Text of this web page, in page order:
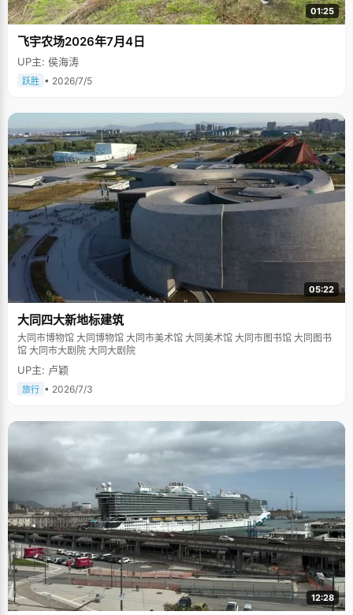
01:25
飞宇农场2026年7月4日
UP主: 侯海涛
跃胜 • 2026/7/5
05:22
大同四大新地标建筑
大同市博物馆 大同博物馆 大同市美术馆 大同美术馆 大同市图书馆 大同图书
馆 大同市大剧院 大同大剧院
UP主: 卢颖
旅行 • 2026/7/3
12:28